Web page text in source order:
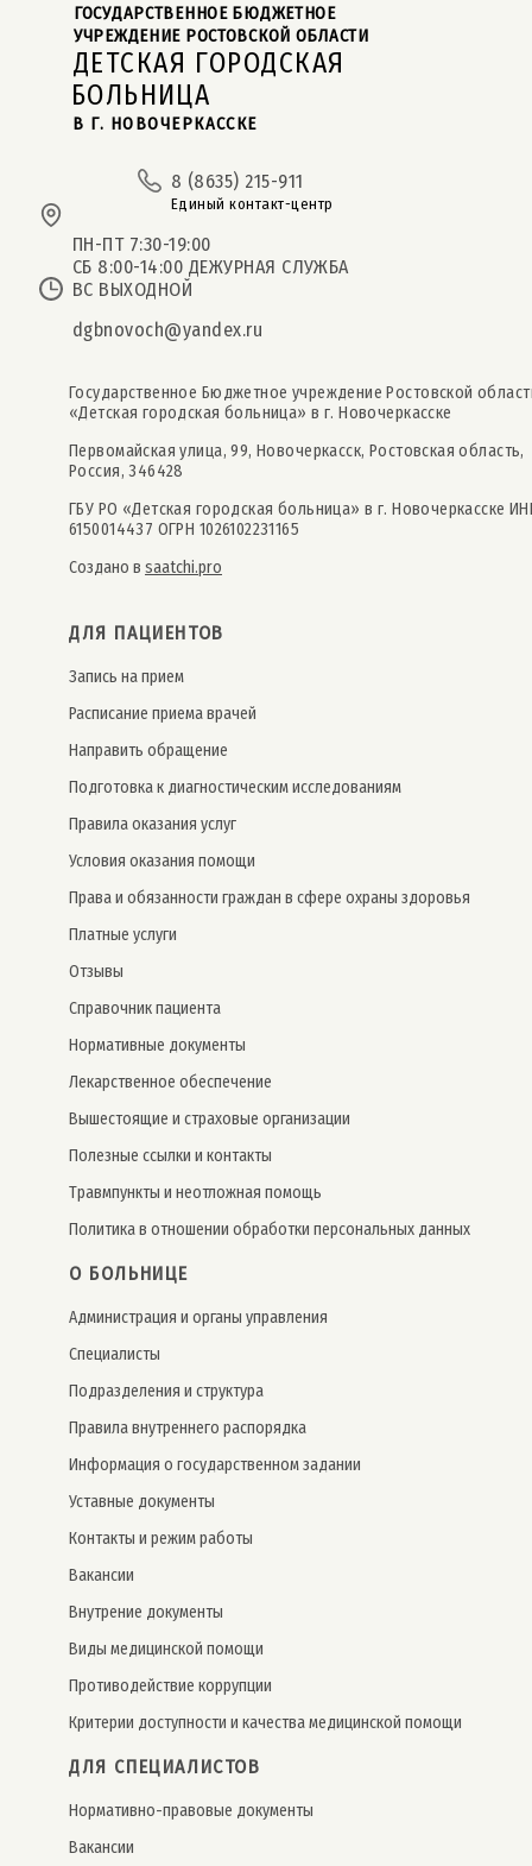
ДЕТСКАЯ ГОРОДСКАЯ
В Г. НОВОЧЕРКАССКЕ
ГОСУДАРСТВЕННОЕ БЮДЖЕТНОЕ
УЧРЕЖДЕНИЕ РОСТОВСКОЙ ОБЛАСТИ
БОЛЬНИЦА
8 (8635) 215-911
Единый контакт-центр
ПН-ПТ 7:30-19:00
СБ 8:00-14:00 ДЕЖУРНАЯ СЛУЖБА
ВС ВЫХОДНОЙ
dgbnovoch@yandex.ru
Государственное Бюджетное учреждение Ростовской
«Детская городская больница» в г. Новочеркасске
Первомайская улица, 99, Новочеркасск, Ростовская область,
Россия, 346428
ГБУ РО «Детская городская больница» в г. Новочеркасске
6150014437 ОГРН 1026102231165
Создано в saatchi.pro
ДЛЯ ПАЦИЕНТОВ
Запись на прием
Расписание приема врачей
Направить обращение
Подготовка к диагностическим исследованиям
Правила оказания услуг
Условия оказания помощи
Права и обязанности граждан в сфере охраны здоровья
Платные услуги
Отзывы
Справочник пациента
Нормативные документы
Лекарственное обеспечение
Вышестоящие и страховые организации
Полезные ссылки и контакты
Травмпункты и неотложная помощь
Политика в отношении обработки персональных данных
О БОЛЬНИЦЕ
Администрация и органы управления
Специалисты
Подразделения и структура
Правила внутреннего распорядка
Информация о государственном задании
Уставные документы
Контакты и режим работы
Вакансии
Внутрение документы
Виды медицинской помощи
Противодействие коррупции
Критерии доступности и качества медицинской помощи
ДЛЯ СПЕЦИАЛИСТОВ
Нормативно-правовые документы
Вакансии